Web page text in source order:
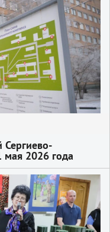
Сергиево-
2026 года